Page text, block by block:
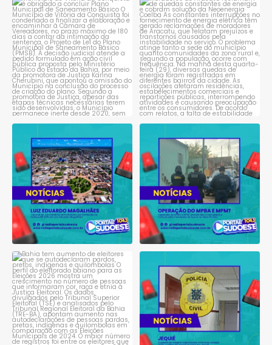
Município de Vitória da
Conquista é obrigado a...
1 0
Moradores de Aracatu
reclamam de quedas
constantes ...
1 0
caminhoneiro por...
1 0
prende dois investigados e
1 0
Bahia tem aumento de eleitores
que se autodeclaram...
1 0
organização criminosa
voltada...
1 0